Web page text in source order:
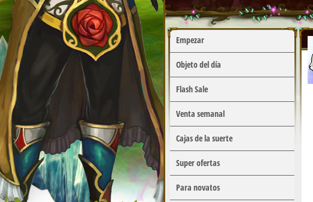
Empezar
Objeto del día
Flash Sale
Venta semanal
Cajas de la suerte
Super ofertas
Para novatos